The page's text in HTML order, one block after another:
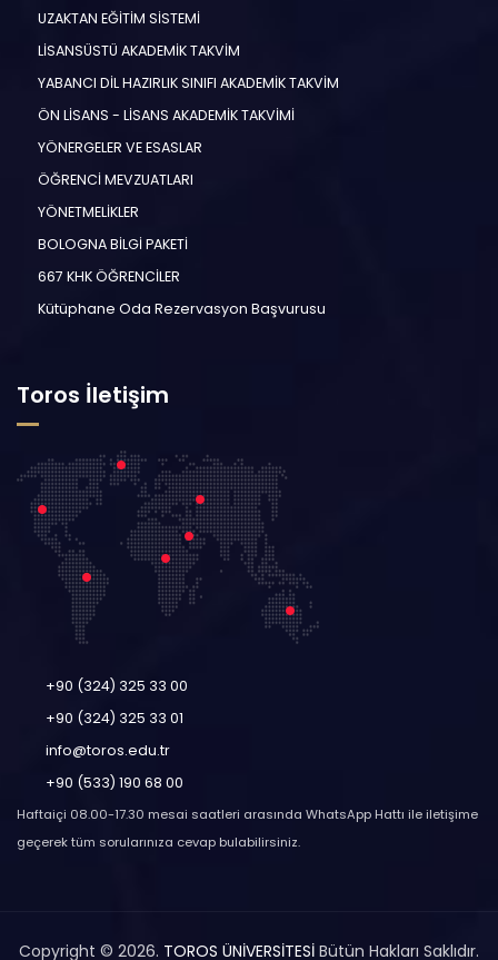
UZAKTAN EĞİTİM SİSTEMİ
LİSANSÜSTÜ AKADEMİK TAKVİM
YABANCI DİL HAZIRLIK SINIFI AKADEMİK TAKVİM
ÖN LİSANS - LİSANS AKADEMİK TAKVİMİ
YÖNERGELER VE ESASLAR
ÖĞRENCİ MEVZUATLARI
YÖNETMELİKLER
BOLOGNA BİLGİ PAKETİ
667 KHK ÖĞRENCİLER
Kütüphane Oda Rezervasyon Başvurusu
Toros İletişim
+90 (324) 325 33 00
+90 (324) 325 33 01
info@toros.edu.tr
+90 (533) 190 68 00
Haftaiçi 08.00-17.30 mesai saatleri arasında WhatsApp Hattı ile iletişime
geçerek tüm sorularınıza cevap bulabilirsiniz.
Copyright © 2026. TOROS ÜNİVERSİTESİ Bütün Hakları Saklıdır.